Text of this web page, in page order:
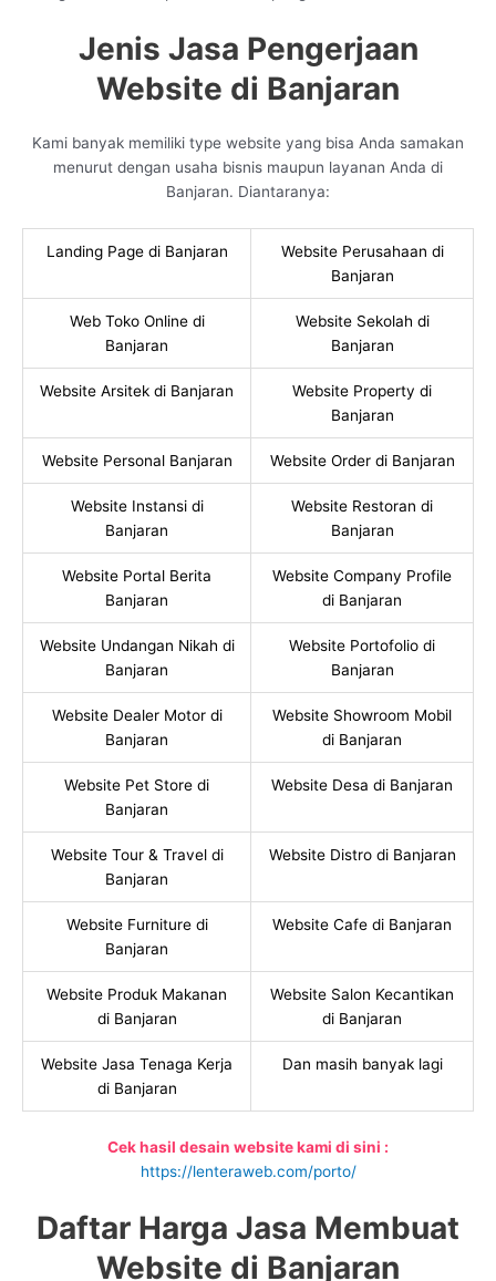
Jenis Jasa Pengerjaan
Website di Banjaran
Kami banyak memiliki type website yang bisa Anda samakan
menurut dengan usaha bisnis maupun layanan Anda di
Banjaran. Diantaranya:
Landing Page di Banjaran
Website Perusahaan di
Banjaran
Web Toko Online di
Banjaran
Website Sekolah di
Banjaran
Website Arsitek di Banjaran
Website Property di
Banjaran
Website Personal Banjaran Website Order di Banjaran
Website Instansi di
Banjaran
Website Restoran di
Banjaran
Website Portal Berita
Banjaran
Website Company Profile
di Banjaran
Website Undangan Nikah di
Banjaran
Website Portofolio di
Banjaran
Website Dealer Motor di
Banjaran
Website Showroom Mobil
di Banjaran
Website Pet Store di
Banjaran
Website Desa di Banjaran
Website Tour & Travel di
Banjaran
Website Distro di Banjaran
Website Furniture di
Banjaran
Website Cafe di Banjaran
Website Produk Makanan
di Banjaran
Website Salon Kecantikan
di Banjaran
Website Jasa Tenaga Kerja
di Banjaran
Dan masih banyak lagi
Cek hasil desain website kami di sini :
https://lenteraweb.com/porto/
Daftar Harga Jasa Membuat
Website di Banjaran